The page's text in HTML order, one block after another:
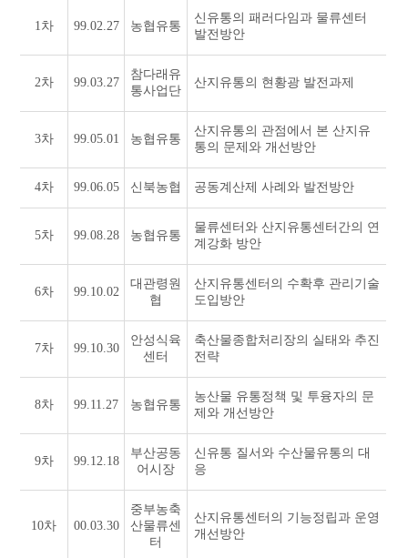
1차 99.02.27 농협유통
신유통의 패러다임과 물류센터
발전방안
2차 99.03.27
참다래유
통사업단
산지유통의 현황광 발전과제
3차 99.05.01 농협유통
산지유통의 관점에서 본 산지유
통의 문제와 개선방안
4차 99.06.05 신북농협 공동계산제 사례와 발전방안
5차 99.08.28 농협유통
물류센터와 산지유통센터간의 연
계강화 방안
6차 99.10.02
대관령원
협
산지유통센터의 수확후 관리기술
도입방안
7차 99.10.30
안성식육
센터
축산물종합처리장의 실태와 추진
전략
8차 99.11.27 농협유통
농산물 유통정책 및 투융자의 문
제와 개선방안
9차 99.12.18
부산공동
어시장
신유통 질서와 수산물유통의 대
응
10차 00.03.30
중부농축
산물류센
터
산지유통센터의 기능정립과 운영
개선방안